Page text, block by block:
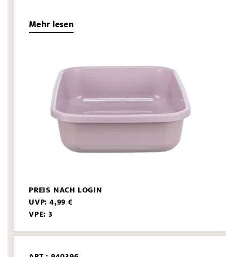
Mehr lesen
PREIS NACH LOGIN
UVP: 4,99 €
VPE: 3